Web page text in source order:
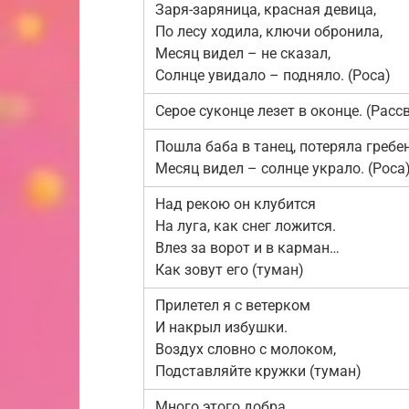
Заря-заряница, красная девица,
По лесу ходила, ключи обронила,
Месяц видел – не сказал,
Солнце увидало – подняло. (Роса)
Серое суконце лезет в оконце.
Пошла баба в танец, потеряла
Месяц видел – солнце украло. (Роса)
Над рекою он клубится
На луга, как снег ложится.
Влез за ворот и в карман…
Как зовут его (туман)
Прилетел я с ветерком
И накрыл избушки.
Воздух словно с молоком,
Подставляйте кружки (туман)